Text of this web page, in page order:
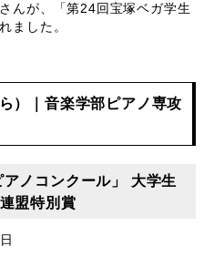
んが、「第24回宝塚ベガ学生
ました。
）｜音楽学部ピアノ専攻
アノコンクール」 大学生
盟特別賞